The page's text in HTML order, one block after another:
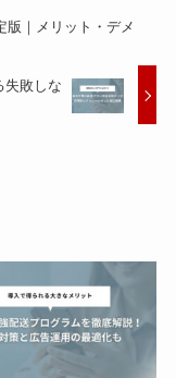
版｜メリット・デメ
失敗しな